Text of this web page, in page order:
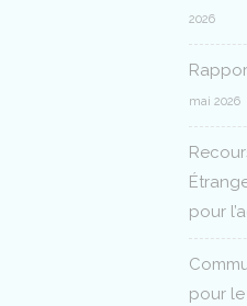
2026
mai 2026
pour
pour le